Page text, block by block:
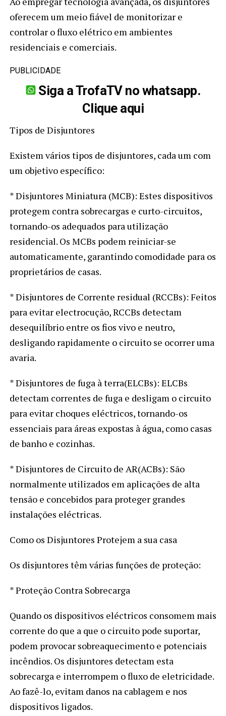
oferecem um meio fiável de monitorizar e
controlar o fluxo elétrico em ambientes
residenciais e comerciais.
PUBLICIDADE
Siga a TrofaTV no whatsapp.
Clique aqui
Tipos de Disjuntores
Existem vários tipos de disjuntores, cada um com
um objetivo específico:
* Disjuntores Miniatura (MCB): Estes dispositivos
protegem contra sobrecargas e curto-circuitos,
tornando-os adequados para utilização
residencial. Os MCBs podem reiniciar-se
automaticamente, garantindo comodidade para os
proprietários de casas.
* Disjuntores de Corrente residual (RCCBs): Feitos
para evitar electrocução, RCCBs detectam
desequilíbrio entre os fios vivo e neutro,
desligando rapidamente o circuito se ocorrer uma
avaria.
* Disjuntores de fuga à terra(ELCBs): ELCBs
detectam correntes de fuga e desligam o circuito
para evitar choques eléctricos, tornando-os
essenciais para áreas expostas à água, como casas
de banho e cozinhas.
* Disjuntores de Circuito de AR(ACBs): São
normalmente utilizados em aplicações de alta
tensão e concebidos para proteger grandes
instalações eléctricas.
Como os Disjuntores Protejem a sua casa
Os disjuntores têm várias funções de proteção:
* Proteção Contra Sobrecarga
Quando os dispositivos eléctricos consomem mais
corrente do que a que o circuito pode suportar,
podem provocar sobreaquecimento e potenciais
incêndios. Os disjuntores detectam esta
sobrecarga e interrompem o fluxo de eletricidade.
Ao fazê-lo, evitam danos na cablagem e nos
dispositivos ligados.